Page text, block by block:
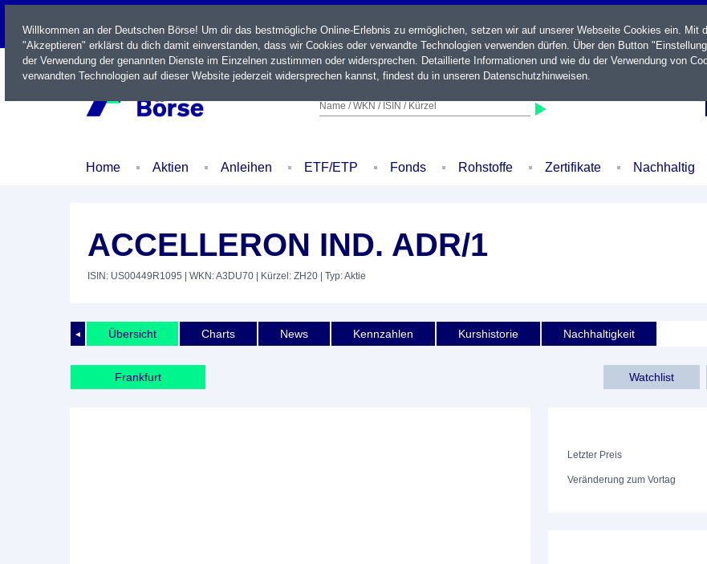
LIVE
Name / WKN / ISIN / Kürzel
Home Aktien Anleihen ETF/ETP Fonds Rohstoffe Zertifikate Nachhaltig
ACCELLERON IND. ADR/1
ISIN: US00449R1095 | WKN: A3DU70 | Kürzel: ZH20 | Typ: Aktie
◄ Übersicht Charts News Kennzahlen Kurshistorie Nachhaltigkeit
Frankfurt Watchlist
Letzter Preis
Veränderung zum Vortag
Willkommen an der Deutschen Börse! Um dir das bestmögliche Online-Erlebnis zu ermöglichen, setzen wir auf unserer Webseite Cookies ein. Mit
"Akzeptieren" erklärst du dich damit einverstanden, dass wir Cookies oder verwandte Technologien verwenden dürfen. Über den Button
der Verwendung der genannten Dienste im Einzelnen zustimmen oder widersprechen. Detaillierte Informationen und wie du der Verwendung von
verwandten Technologien auf dieser Website jederzeit widersprechen kannst, findest du in unseren Datenschutzhinweisen.